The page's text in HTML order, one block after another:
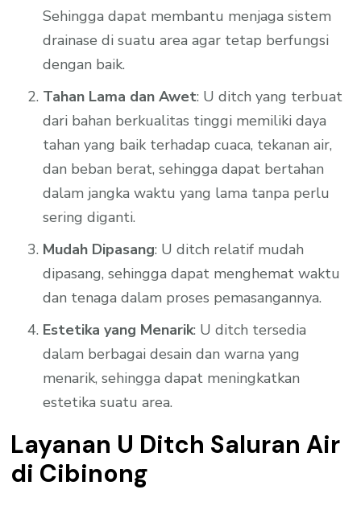
Sehingga dapat membantu menjaga sistem
drainase di suatu area agar tetap berfungsi
dengan baik.
Tahan Lama dan Awet: U ditch yang terbuat
dari bahan berkualitas tinggi memiliki daya
tahan yang baik terhadap cuaca, tekanan air,
dan beban berat, sehingga dapat bertahan
dalam jangka waktu yang lama tanpa perlu
sering diganti.
Mudah Dipasang: U ditch relatif mudah
dipasang, sehingga dapat menghemat waktu
dan tenaga dalam proses pemasangannya.
Estetika yang Menarik: U ditch tersedia
dalam berbagai desain dan warna yang
menarik, sehingga dapat meningkatkan
estetika suatu area.
Layanan U Ditch Saluran Air
di Cibinong